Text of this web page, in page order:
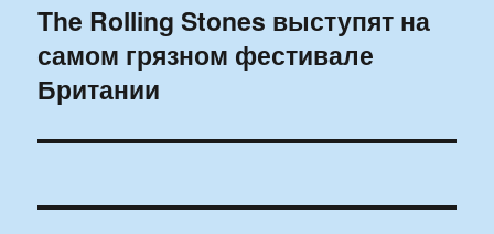
Следующая
запись:
The Rolling Stones выступят на
самом грязном фестивале
Британии